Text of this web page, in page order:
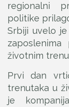
regionalni
politike
Srbiji uvelo
životnim
Prvi dan
trenutaka u
je